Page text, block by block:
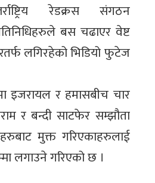
रेडक्रस संगठन
बस चढाएर वेष्ट
लगिरहेको भिडियो फुटेज
इजरायल र हमासबीच चार
र बन्दी साटफेर सम्झौता
मुक्त गरिएकाहरुलाई
लगाउने गरिएको छ ।